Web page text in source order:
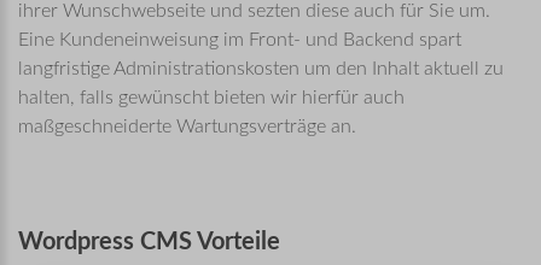
ihrer Wunschwebseite und sezten diese auch für Sie um.
Eine Kundeneinweisung im Front- und Backend spart
langfristige Administrationskosten um den Inhalt aktuell zu
halten, falls gewünscht bieten wir hierfür auch
maßgeschneiderte Wartungsverträge an.
Wordpress CMS Vorteile